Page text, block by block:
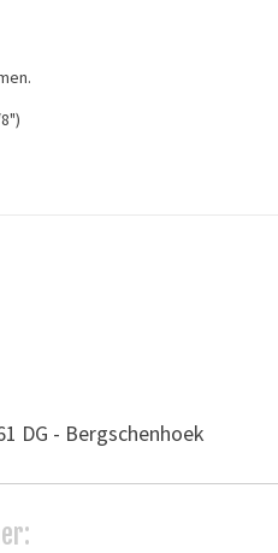
DG - Bergschenhoek